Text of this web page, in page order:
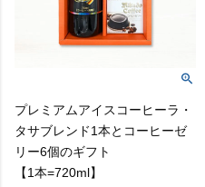
プレミアムアイスコーヒーラ・
タサブレンド1本とコーヒーゼ
リー6個のギフト
【1本=720ml】